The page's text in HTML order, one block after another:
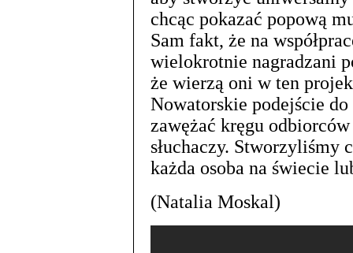
chcąc pokazać popową
Sam fakt, że na
wielokrotnie nagradzani
że wierzą oni w ten
Nowatorskie podejście
zawężać kręgu
słuchaczy. Stworzyliśmy
każda osoba na świecie
(Natalia Moskal)